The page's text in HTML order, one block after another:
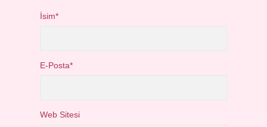
İsim*
E-Posta*
Web Sitesi